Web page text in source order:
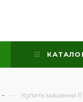
— Купить машинки